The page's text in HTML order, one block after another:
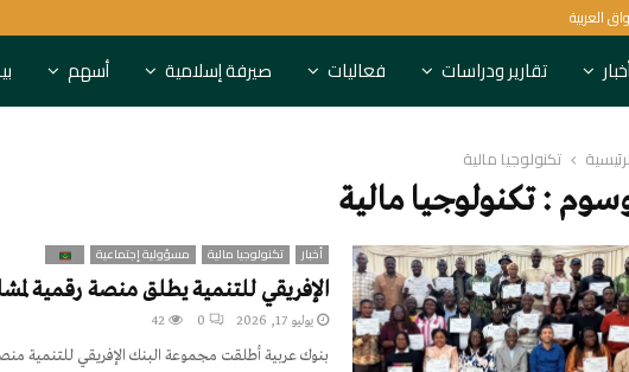
العربية
تقارير ودراسات فعاليات صيرفة إسلامية أسهم
تكنولوجيا مالية
: تكنولوجيا مالية
أخبار تكنولوجيا مالية مسؤولية إجتماعية
الإفريقي للتنمية يطلق منصة رقمية
يوليو 17, 2026 0
42